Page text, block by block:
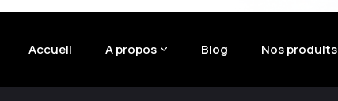
Accueil A propos Blog Nos produits